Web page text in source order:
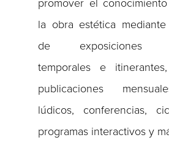
promover el
la obra estética
de exposiciones
temporales e
publicaciones
lúdicos, conferencias,
programas interactivos y